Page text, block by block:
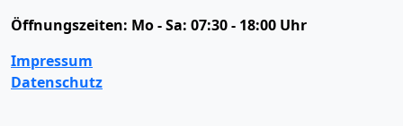
Öffnungszeiten: Mo - Sa: 07:30 - 18:00 Uhr
Impressum
Datenschutz